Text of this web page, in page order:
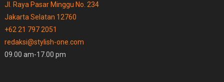
Jl. Raya Pasar Minggu No. 234
Jakarta Selatan 12760
+62 21 797 2051
redaksi@stylish-one.com
09.00 am-17.00 pm